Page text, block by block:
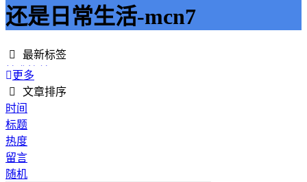
还是日常生活-mcn7
最新标签
精准接单
接单网
安全下单
成绩改进
学历提升
提升竞争力
代刷网站
更多
文章排序
时间
标题
热度
留言
随机